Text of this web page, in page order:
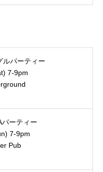
ルパーティー
7-9pm
ーティー
7-9pm
Pub